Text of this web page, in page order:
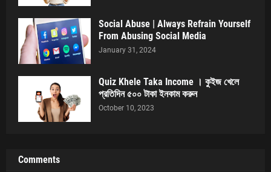
Social Abuse | Always Refrain Yourself
From Abusing Social Media
January 31, 2024
Quiz Khele Taka Income । কুইজ খেলে
প্রতিদিন ৫০০ টাকা ইনকাম করুন
October 10, 2023
Comments